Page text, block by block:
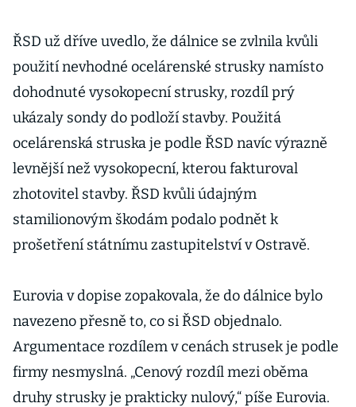
ŘSD už dříve uvedlo, že dálnice se zvlnila kvůli
použití nevhodné ocelárenské strusky namísto
dohodnuté vysokopecní strusky, rozdíl prý
ukázaly sondy do podloží stavby. Použitá
ocelárenská struska je podle ŘSD navíc výrazně
levnější než vysokopecní, kterou fakturoval
zhotovitel stavby. ŘSD kvůli údajným
stamilionovým škodám podalo podnět k
prošetření státnímu zastupitelství v Ostravě.
Eurovia v dopise zopakovala, že do dálnice bylo
navezeno přesně to, co si ŘSD objednalo.
Argumentace rozdílem v cenách strusek je podle
firmy nesmyslná. „Cenový rozdíl mezi oběma
druhy strusky je prakticky nulový,“ píše Eurovia.